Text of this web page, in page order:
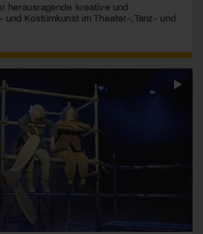
herausragende kreative und
und Kostümkunst im Theater-, Tanz- und